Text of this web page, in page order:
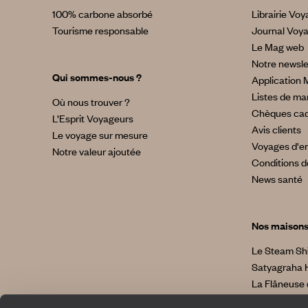
100% carbone absorbé
Tourisme responsable
Qui sommes-nous ?
Où nous trouver ?
L’Esprit Voyageurs
Le voyage sur mesure
Notre valeur ajoutée
Librairie
Journal
Le Mag web
Notre
Application
Listes de
Chèques
Avis clients
Voyages
Conditions
News santé
Nos maisons
Le Steam
Satyagraha
La Flâneuse